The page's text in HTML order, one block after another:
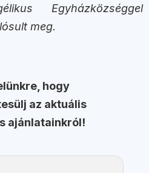
Egyházközséggel
meg.
hogy
az aktuális
ajánlatainkról!